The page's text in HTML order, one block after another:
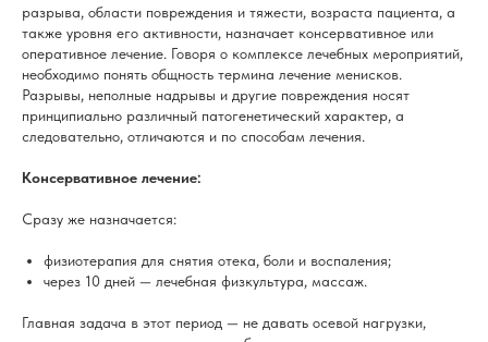
разрыва, области повреждения и тяжести, возраста пациента, а
также уровня его активности, назначает консервативное или
оперативное лечение. Говоря о комплексе лечебных мероприятий,
необходимо понять общность термина лечение менисков.
Разрывы, неполные надрывы и другие повреждения носят
принципиально различный патогенетический характер, а
следовательно, отличаются и по способам лечения.
Консервативное лечение:
Сразу же назначается:
физиотерапия для снятия отека, боли и воспаления;
через 10 дней — лечебная физкультура, массаж.
Главная задача в этот период — не давать осевой нагрузки,